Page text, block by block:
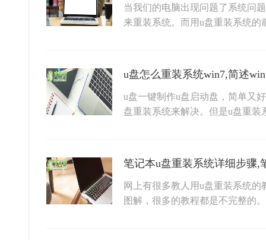
当我们的电脑出现问题了系统问
来重装系统。而用u盘重装系统
u盘怎么重装系统win7,简述
u盘一键制作u盘启动盘，简单又
盘重装系统来解决。但是u盘重
笔记本u盘重装系统详细步骤,
网上有很多教人用u盘重装系统
图解，很多的教程都是不完整的